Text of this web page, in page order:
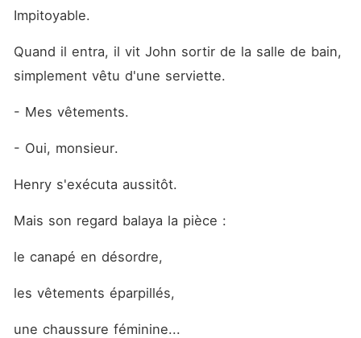
Impitoyable.
Quand il entra, il vit John sortir de la salle de bain,
simplement vêtu d'une serviette.
- Mes vêtements.
- Oui, monsieur.
Henry s'exécuta aussitôt.
Mais son regard balaya la pièce :
le canapé en désordre,
les vêtements éparpillés,
une chaussure féminine...